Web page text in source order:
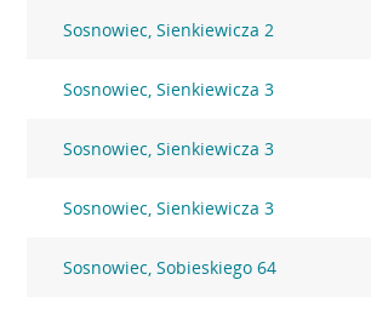
Sosnowiec, Sienkiewicza 2
Sosnowiec, Sienkiewicza 3
Sosnowiec, Sienkiewicza 3
Sosnowiec, Sienkiewicza 3
Sosnowiec, Sobieskiego 64